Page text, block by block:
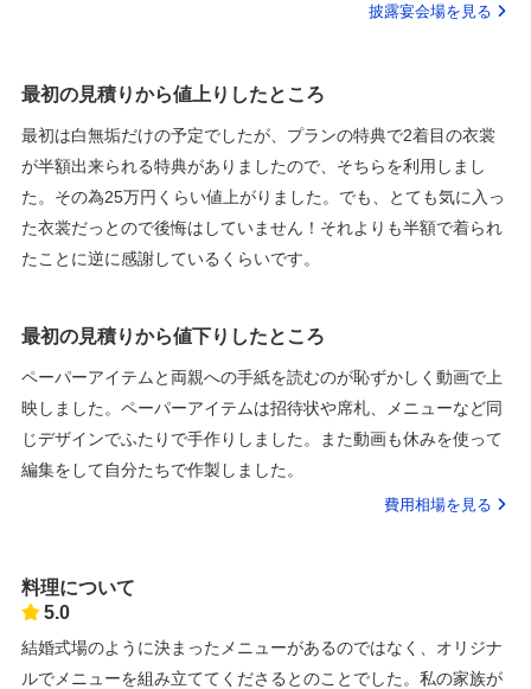
披露宴会場を見る
最初の見積りから値上りしたところ
最初は白無垢だけの予定でしたが、プランの特典で2着目の衣裳
が半額出来られる特典がありましたので、そちらを利用しまし
た。その為25万円くらい値上がりました。でも、とても気に入っ
た衣裳だっとので後悔はしていません！それよりも半額で着られ
たことに逆に感謝しているくらいです。
最初の見積りから値下りしたところ
ペーパーアイテムと両親への手紙を読むのが恥ずかしく動画で上
映しました。ペーパーアイテムは招待状や席札、メニューなど同
じデザインでふたりで手作りしました。また動画も休みを使って
編集をして自分たちで作製しました。
費用相場を見る
料理について
5.0
結婚式場のように決まったメニューがあるのではなく、オリジナ
ルでメニューを組み立ててくださるとのことでした。私の家族が